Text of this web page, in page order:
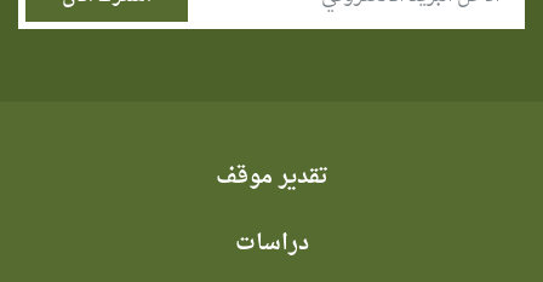
تقدير موقف
دراسات